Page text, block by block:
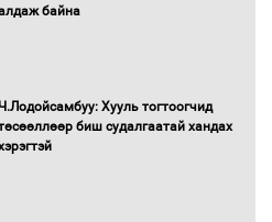
байна
Хууль тогтоогчид
биш судалгаатай хандах